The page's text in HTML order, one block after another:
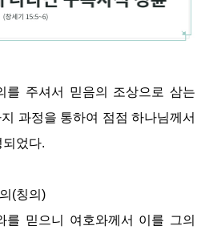
를 주셔서 믿음의 조상으로 삼는
과정을 통하여 점점 하나님께서
되었다.
(칭의 )
를 믿으니 여호와께서 이를 그의